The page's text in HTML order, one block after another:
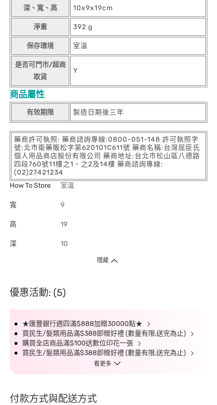
深、寬、高 10x9x19cm
淨重 392 g
保存環境 室溫
是否可門市/超商
取貨
Y
商品屬性
有效期限 製造日期後三年
藥商許可執照: 藥商諮詢專線:0800-051-148 許可執照字
號:北市衛藥販松字第620101C611號 藥商名稱:台灣屈臣氏
個人用品商店股份有限公司 藥商地址:台北市松山區八德路
四段760號11樓之1、之2及14樓 藥商諮詢專線:
(02)27421234
How To Store
室溫
寬 9
高 19
深 10
隱藏
優惠活動: (5)
★匯豐銀行週四滿$888加贈30000點★
買民生/髮類用品滿$388即贈好禮 (數量有限,送完為止)
購買全店商品滿$100送數位印花一張
買民生/髮類用品滿$388即贈好禮 (數量有限,送完為止)
看更多
付款方式與配送方式